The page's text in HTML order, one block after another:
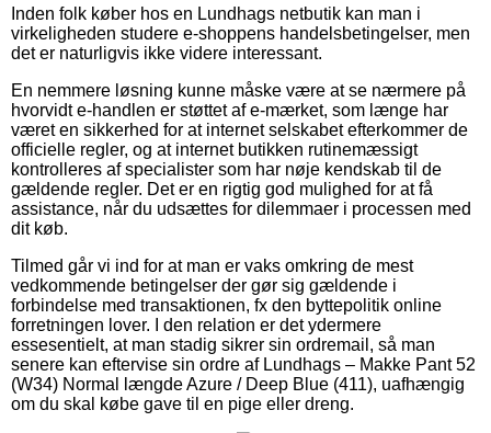
Inden folk køber hos en Lundhags netbutik kan man i
virkeligheden studere e-shoppens handelsbetingelser, men
det er naturligvis ikke videre interessant.
En nemmere løsning kunne måske være at se nærmere på
hvorvidt e-handlen er støttet af e-mærket, som længe har
været en sikkerhed for at internet selskabet efterkommer de
officielle regler, og at internet butikken rutinemæssigt
kontrolleres af specialister som har nøje kendskab til de
gældende regler. Det er en rigtig god mulighed for at få
assistance, når du udsættes for dilemmaer i processen med
dit køb.
Tilmed går vi ind for at man er vaks omkring de mest
vedkommende betingelser der gør sig gældende i
forbindelse med transaktionen, fx den byttepolitik online
forretningen lover. I den relation er det ydermere
essesentielt, at man stadig sikrer sin ordremail, så man
senere kan eftervise sin ordre af Lundhags – Makke Pant 52
(W34) Normal længde Azure / Deep Blue (411), uafhængig
om du skal købe gave til en pige eller dreng.